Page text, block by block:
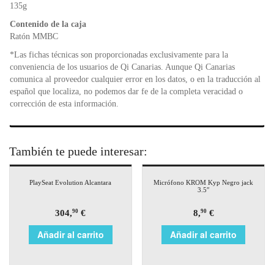
135g
Contenido de la caja
Ratón MMBC
*Las fichas técnicas son proporcionadas exclusivamente para la
conveniencia de los usuarios de Qi Canarias. Aunque Qi Canarias
comunica al proveedor cualquier error en los datos, o en la traducción al
español que localiza, no podemos dar fe de la completa veracidad o
corrección de esta información.
También te puede interesar:
PlaySeat Evolution Alcantara
304,90 €
Añadir al carrito
Micrófono KROM Kyp Negro jack
3.5″
8,90€
Añadir al carrito